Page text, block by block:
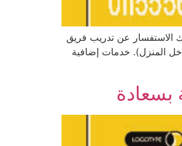
الاستفسار عن تدريب فريق
المنزل). خدمات إضافية